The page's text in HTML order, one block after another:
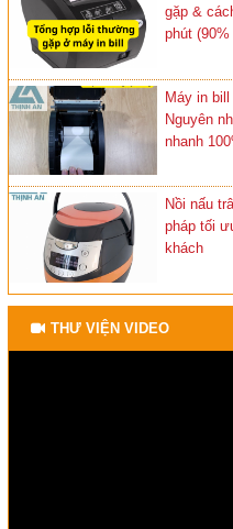
gặp &
phút
Máy in
Nguyên
nhanh
Nồi nấu
pháp tối
khách
THƯ VIỆN VIDEO